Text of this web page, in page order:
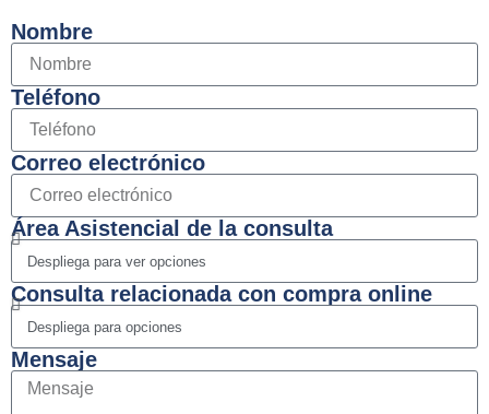
Nombre
Teléfono
Correo electrónico
Área Asistencial de la consulta
Consulta relacionada con compra online
Mensaje